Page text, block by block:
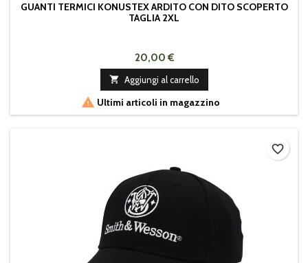
GUANTI TERMICI KONUSTEX ARDITO CON DITO SCOPERTO
TAGLIA 2XL
20,00 €
 Aggiungi al carrello
 Ultimi articoli in magazzino
favorite_border